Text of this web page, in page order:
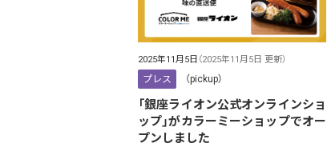
2025年11月5日 （2025年11月5日 更新）
プレス （pickup）
「銀座ライオン公式オンラインショ
ップ」がカラーミーショップでオー
プンしました